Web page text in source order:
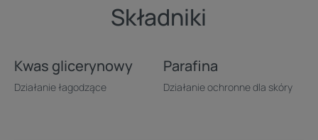
zadbać o skórę suchą i odwodnioną, stosuj je w
prysznic.
*Działanie nawilżające potwierdzone w badaniu in vitro
Składniki
Kwas glicerynowy
Działanie łagodzące
Parafina
Działanie ochronne dla skóry